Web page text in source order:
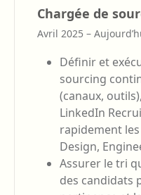
Chargée de
Avril 2025 –
Définir et
sourcing
(canaux,
LinkedIn
rapidement
Design,
Assurer le tri
des candidats